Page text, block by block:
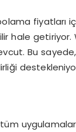
fiyatları
hale getiriyor.
Bu